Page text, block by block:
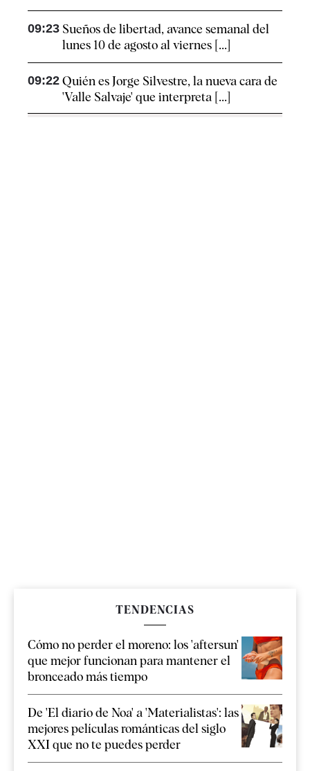
09:23 Sueños de libertad, avance semanal del
lunes 10 de agosto al viernes [...]
09:22 Quién es Jorge Silvestre, la nueva cara de
'Valle Salvaje' que interpreta [...]
TENDENCIAS
Cómo no perder el moreno: los 'aftersun'
que mejor funcionan para mantener el
bronceado más tiempo
De 'El diario de Noa' a 'Materialistas': las
mejores películas románticas del siglo
XXI que no te puedes perder